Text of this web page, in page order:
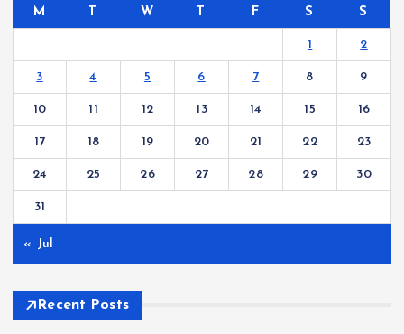
M T W T F S S
1 2
3 4 5 6 7 8 9
10 11 12 13 14 15 16
17 18 19 20 21 22 23
24 25 26 27 28 29 30
31
« Jul
Recent Posts